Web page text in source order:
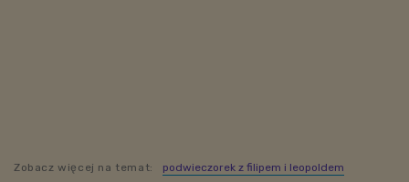
Zobacz więcej na temat:
podwieczorek z filipem i leopoldem